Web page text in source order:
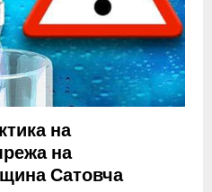
на
на
Сатовча